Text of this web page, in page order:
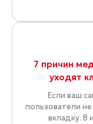
7 причин
уходят
Если ваш
пользователи
вкладку. В